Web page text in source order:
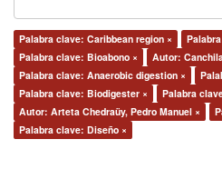
Palabra clave: Caribbean region ×
Palabra clave: Bioabono ×
Autor:
Palabra clave: Anaerobic digestion ×
Palabra clave: Biodigester ×
Palabra
Autor: Arteta Chedraüy, Pedro Manuel ×
Palabra clave: Diseño ×